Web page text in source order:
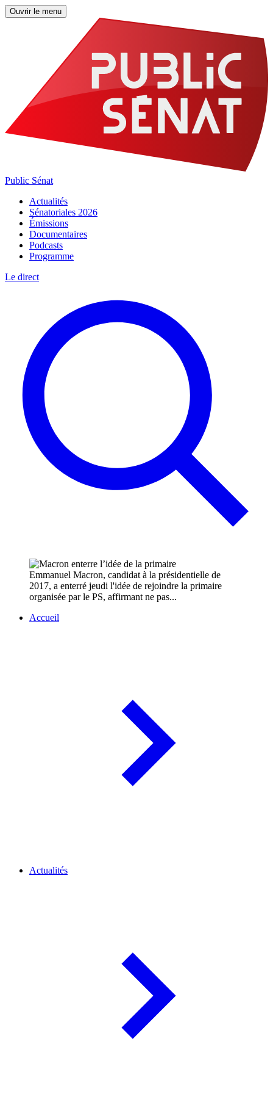
Ouvrir le menu
Public Sénat
Actualités
Sénatoriales 2026
Émissions
Documentaires
Podcasts
Programme
Le direct
Emmanuel Macron, candidat à la présidentielle de
2017, a enterré jeudi l'idée de rejoindre la primaire
organisée par le PS, affirmant ne pas...
Accueil
Actualités